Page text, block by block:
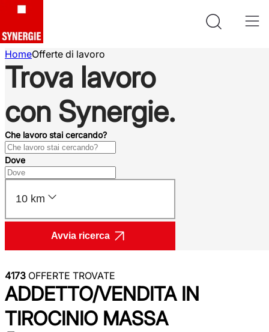
HomeOfferte di lavoro
Trova lavoro
con Synergie.
Che lavoro stai cercando?
Dove
10 km
Avvia ricerca
4173 OFFERTE TROVATE
ADDETTO/VENDITA IN
TIROCINIO MASSA